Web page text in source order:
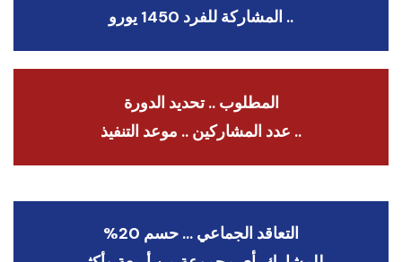
.. المشاركة للفرد 1450 يورو
المطلوب .. تحديد الدورة
.. عدد المشاركين .. موعد التنفيذ
التعاقد الجماعي … حسم 20%